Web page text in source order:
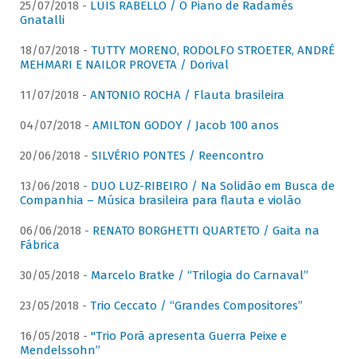
25/07/2018 - LUIS RABELLO / O Piano de Radamés
Gnatalli
18/07/2018 - TUTTY MORENO, RODOLFO STROETER, ANDRÉ
MEHMARI E NAILOR PROVETA / Dorival
11/07/2018 - ANTONIO ROCHA / Flauta brasileira
04/07/2018 - AMILTON GODOY / Jacob 100 anos
20/06/2018 - SILVÉRIO PONTES / Reencontro
13/06/2018 - DUO LUZ-RIBEIRO / Na Solidão em Busca de
Companhia – Música brasileira para flauta e violão
06/06/2018 - RENATO BORGHETTI QUARTETO / Gaita na
Fábrica
30/05/2018 - Marcelo Bratke / “Trilogia do Carnaval”
23/05/2018 - Trio Ceccato / “Grandes Compositores”
16/05/2018 - "Trio Porã apresenta Guerra Peixe e
Mendelssohn”